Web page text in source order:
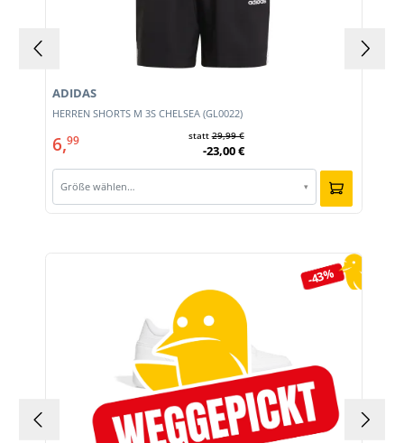
HERREN SHORTS M 3S CHELSEA (GL0022)
ADIDAS
6,99 statt29,99 €
-23,00 €
Größe wählen… ▾
-43%